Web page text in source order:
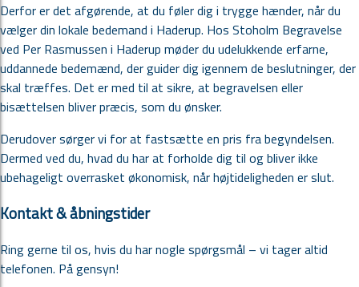
Derfor er det afgørende, at du føler dig i trygge hænder, når du
vælger din lokale bedemand i Haderup. Hos Stoholm Begravelse
ved Per Rasmussen i Haderup møder du udelukkende erfarne,
uddannede bedemænd, der guider dig igennem de beslutninger, der
skal træffes. Det er med til at sikre, at begravelsen eller
bisættelsen bliver præcis, som du ønsker.
Derudover sørger vi for at fastsætte en pris fra begyndelsen.
Dermed ved du, hvad du har at forholde dig til og bliver ikke
ubehageligt overrasket økonomisk, når højtideligheden er slut.
Kontakt & åbningstider
Ring gerne til os, hvis du har nogle spørgsmål – vi tager altid
telefonen. På gensyn!